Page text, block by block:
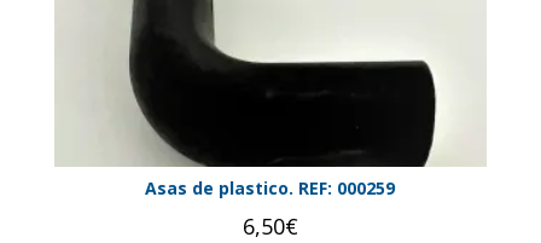
Asas de plastico. REF: 000259
6,50€